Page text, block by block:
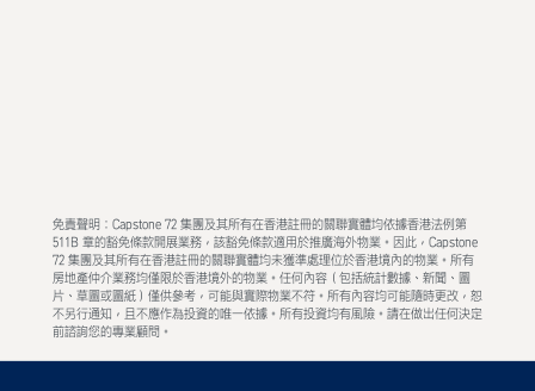
免責聲明：Capstone 72 集團及其所有在香港註冊的關聯實體均依據香港法例第
511B 章的豁免條款開展業務，該豁免條款適用於推廣海外物業。因此，Capstone
72 集團及其所有在香港註冊的關聯實體均未獲準處理位於香港境內的物業。所有
房地產仲介業務均僅限於香港境外的物業。任何內容（包括統計數據、新聞、圖
片、草圖或圖紙）僅供參考，可能與實際物業不符。所有內容均可能隨時更改，恕
不另行通知，且不應作為投資的唯一依據。所有投資均有風險。請在做出任何決定
前諮詢您的專業顧問。